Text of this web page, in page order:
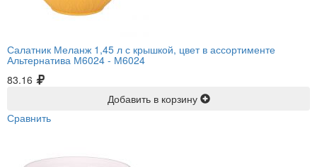
Салатник Меланж 1,45 л с крышкой, цвет в ассортименте
Альтернатива М6024 - М6024
83.16
Добавить в корзину
Сравнить